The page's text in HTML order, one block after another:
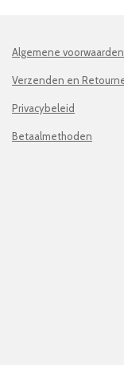
Algemene voorwaarden
Verzenden en
Privacybeleid
Betaalmethoden